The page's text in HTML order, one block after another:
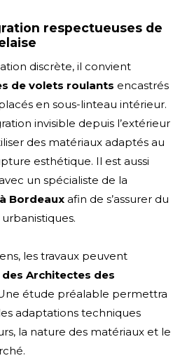
respectueuses de
discrète, il convient
de volets roulants encastrés
en sous-linteau intérieur.
invisible depuis l’extérieur
des matériaux adaptés au
esthétique. Il est aussi
un spécialiste de la
Bordeaux afin de s’assurer du
les travaux peuvent
Architectes des
étude préalable permettra
adaptations techniques
la nature des matériaux et le